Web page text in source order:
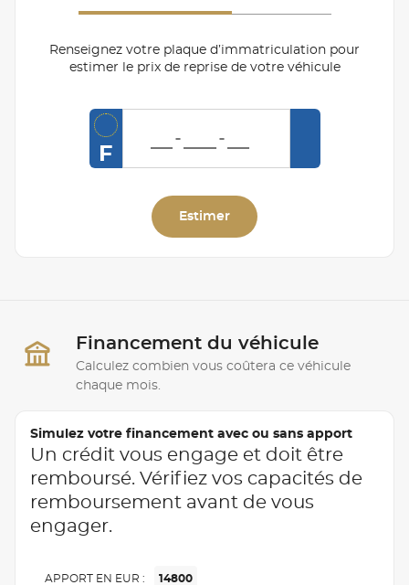
Renseignez votre plaque d’immatriculation pour
estimer le prix de reprise de votre véhicule
F
Estimer
Financement du véhicule
Calculez combien vous coûtera ce véhicule
chaque mois.
Simulez votre financement avec ou sans apport
Un crédit vous engage et doit être
remboursé. Vérifiez vos capacités de
remboursement avant de vous
engager.
APPORT EN EUR : 14800